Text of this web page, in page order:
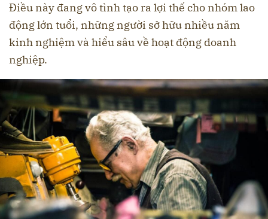
Điều này đang vô tình tạo ra lợi thế cho nhóm lao
động lớn tuổi, những người sở hữu nhiều năm
kinh nghiệm và hiểu sâu về hoạt động doanh
nghiệp.